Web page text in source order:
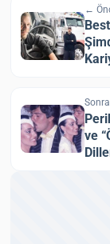
←
ve